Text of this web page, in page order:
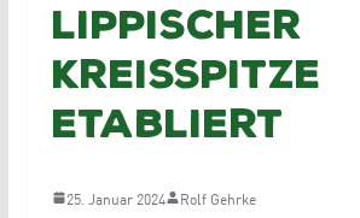
lippischer
Kreisspitze
etabliert
25. Januar 2024 Rolf Gehrke